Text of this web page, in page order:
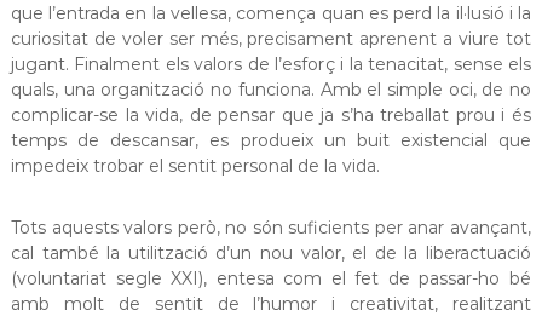
que l’entrada en la vellesa, comença quan es perd la il·lusió i la
curiositat de voler ser més, precisament aprenent a viure tot
jugant. Finalment els valors de l’esforç i la tenacitat, sense els
quals, una organització no funciona. Amb el simple oci, de no
complicar-se la vida, de pensar que ja s’ha treballat prou i és
temps de descansar, es produeix un buit existencial que
impedeix trobar el sentit personal de la vida.
Tots aquests valors però, no són suficients per anar avançant,
cal també la utilització d’un nou valor, el de la liberactuació
(voluntariat segle XXI), entesa com el fet de passar-ho bé
amb molt de sentit de l’humor i creativitat, realitzant